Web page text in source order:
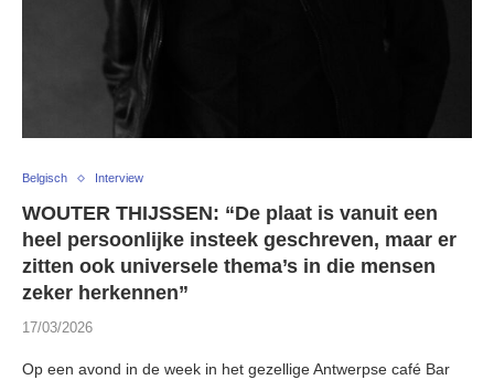
Belgisch Interview
WOUTER THIJSSEN: “De plaat is vanuit een
heel persoonlijke insteek geschreven, maar er
zitten ook universele thema’s in die mensen
zeker herkennen”
17/03/2026
Op een avond in de week in het gezellige Antwerpse café Bar